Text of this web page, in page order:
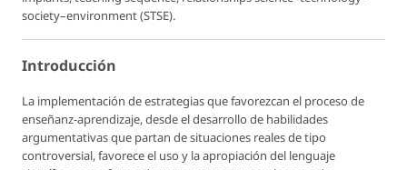
society–environment (STSE).
Introducción
La implementación de estrategias que favorezcan el proceso de
enseñanz‐aprendizaje, desde el desarrollo de habilidades
argumentativas que partan de situaciones reales de tipo
controversial, favorece el uso y la apropiación del lenguaje